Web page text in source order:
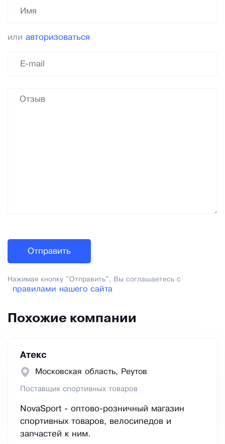
или авторизоваться
Нажимая кнопку "Отправить", Вы соглашаетесь с
правилами нашего сайта
Похожие компании
Атекс
Московская область, Реутов
Поставщик спортивных товаров
NovaSport - оптово-розничный магазин
спортивных товаров, велосипедов и
запчастей к ним.